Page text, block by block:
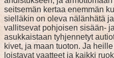
seitsemän kertaa enemmän
sielläkin on oleva nälänhätä
vallitsevat pohjoisen sisään-
asukkaistaan tyhjennetyt
kivet, ja maan tuoton. Ja
loistavat vaatteet ja kaikki